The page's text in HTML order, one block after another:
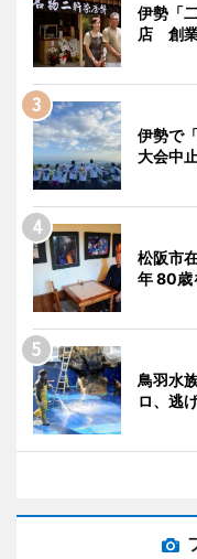
伊勢「
店 創
伊勢で
大会中
松阪市
年 80歳
鳥羽水
ロ、逃